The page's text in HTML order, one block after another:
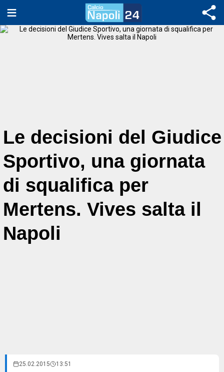
Le decisioni del Giudice
Sportivo, una giornata
di squalifica per
Mertens. Vives salta il
Napoli
25.02.2015 13:51